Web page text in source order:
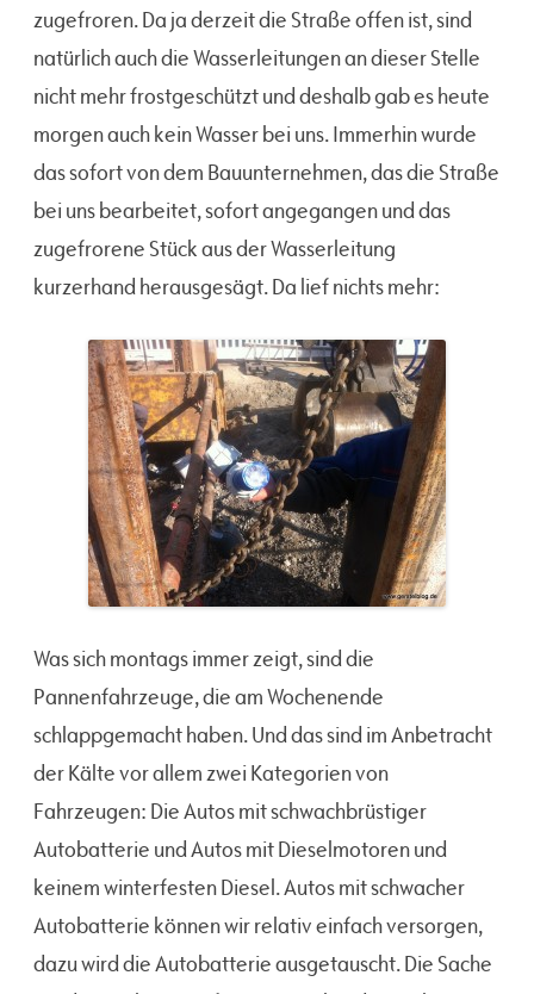
zugefroren. Da ja derzeit die Straße offen ist, sind
natürlich auch die Wasserleitungen an dieser Stelle
nicht mehr frostgeschützt und deshalb gab es heute
morgen auch kein Wasser bei uns. Immerhin wurde
das sofort von dem Bauunternehmen, das die Straße
bei uns bearbeitet, sofort angegangen und das
zugefrorene Stück aus der Wasserleitung
kurzerhand herausgesägt. Da lief nichts mehr:
Was sich montags immer zeigt, sind die
Pannenfahrzeuge, die am Wochenende
schlappgemacht haben. Und das sind im Anbetracht
der Kälte vor allem zwei Kategorien von
Fahrzeugen: Die Autos mit schwachbrüstiger
Autobatterie und Autos mit Dieselmotoren und
keinem winterfesten Diesel. Autos mit schwacher
Autobatterie können wir relativ einfach versorgen,
dazu wird die Autobatterie ausgetauscht. Die Sache